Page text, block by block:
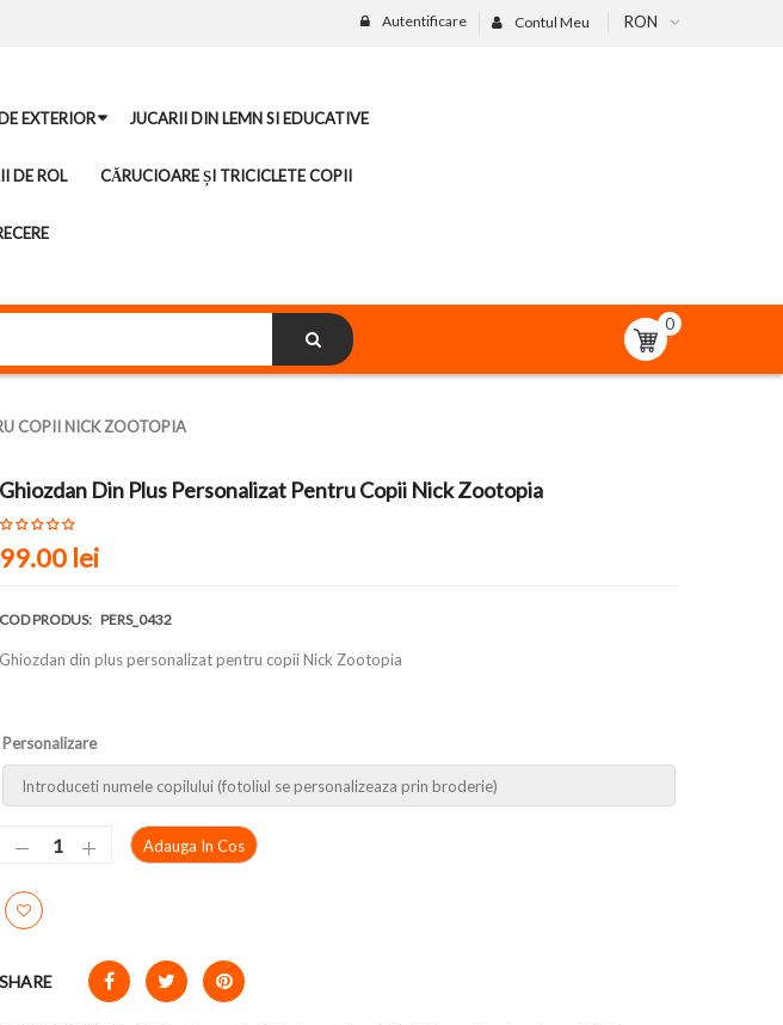
RON
Contul Meu
Autentificare
EXTERIOR JUCARII DIN LEMN SI EDUCATIVE
DE ROL CĂRUCIOARE ȘI TRICICLETE COPII
0
COPII NICK ZOOTOPIA
Ghiozdan Din Plus Personalizat Pentru Copii Nick Zootopia
99.00 lei
COD PRODUS: PERS_0432
Ghiozdan din plus personalizat pentru copii Nick Zootopia
Personalizare
Adauga In Cos
SHARE